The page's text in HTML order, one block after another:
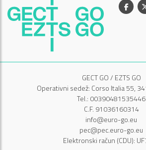
GECT GO / EZTS GO
Operativni sedež: Corso Italia 55,
Tel.: 00390481535446
C.F. 91036160314
info@euro-go.eu
pec@pec.euro-go.eu
Elektronski račun (CDU):